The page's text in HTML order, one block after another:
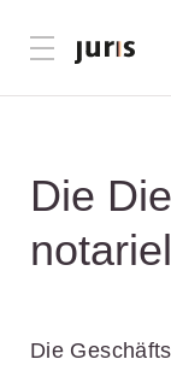
Menü öffnen
Die
Die